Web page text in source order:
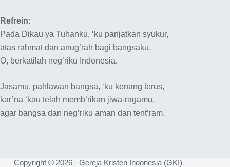
Refrein:
Pada Dikau ya Tuhanku, ‘ku panjatkan syukur,
atas rahmat dan anug’rah bagi bangsaku.
O, berkatilah neg’riku Indonesia.
Jasamu, pahlawan bangsa, ‘ku kenang terus,
kar’na ‘kau telah memb’rikan jiwa-ragamu,
agar bangsa dan neg’riku aman dan tent’ram.
Copyright © 2026 - Gereja Kristen Indonesia (GKI)